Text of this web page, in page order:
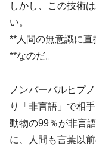
しかし、この技術
い。
**人間の無意識に
**なのだ。
ノンバーバルヒプ
り「非言語」で相
動物の99％が非言
に、人間も言葉以